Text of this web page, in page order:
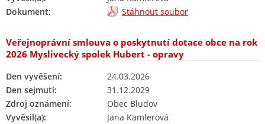
Dokument:
Stáhnout soubor
Veřejnoprávní smlouva o poskytnutí dotace obce na rok
2026 Myslivecký spolek Hubert - opravy
Den vyvěšení:
24.03.2026
Den sejmutí:
31.12.2029
Zdroj oznámení:
Obec Bludov
Vyvěsil(a):
Jana Kamlerová